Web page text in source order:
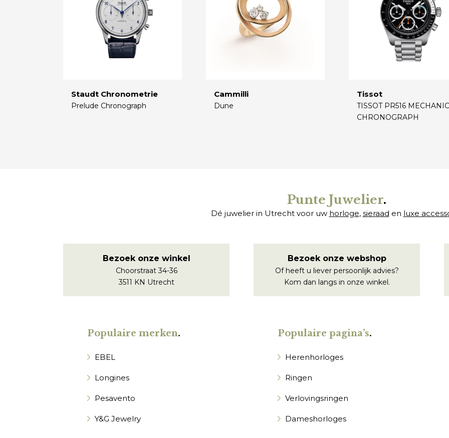
Staudt Chronometrie
Prelude Chronograph
Cammilli
Dune
Tissot
TISSOT PR516
CHRONOGRAPH
Punte Juwelier.
Dé juwelier in Utrecht voor uw horloge, sieraad en luxe
Bezoek onze winkel
Choorstraat 34-36
3511 KN Utrecht
Bezoek onze webshop
Of heeft u liever persoonlijk advies?
Kom dan langs in onze winkel.
Populaire merken.
EBEL
Longines
Pesavento
Y&G Jewelry
Populaire pagina’s.
Herenhorloges
Ringen
Verlovingsringen
Dameshorloges